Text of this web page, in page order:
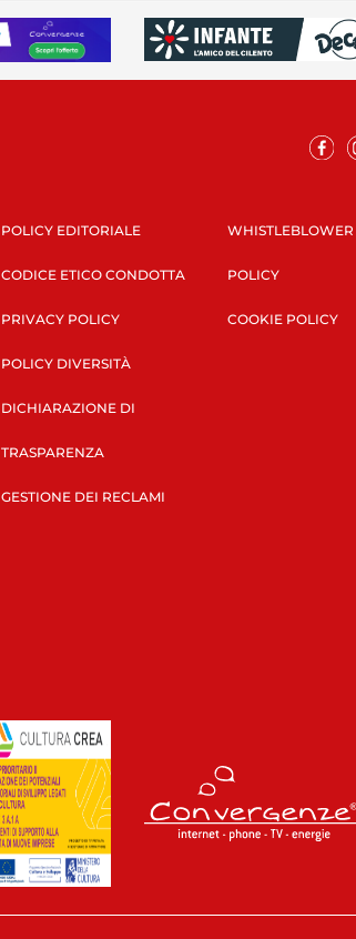
POLICY EDITORIALE
CODICE ETICO CONDOTTA
PRIVACY POLICY
POLICY DIVERSITÀ
DICHIARAZIONE DI
TRASPARENZA
GESTIONE DEI RECLAMI
WHISTLEBLOWER
POLICY
COOKIE POLICY